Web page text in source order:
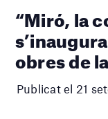
“Miró, la
obres de
Publicat el 21